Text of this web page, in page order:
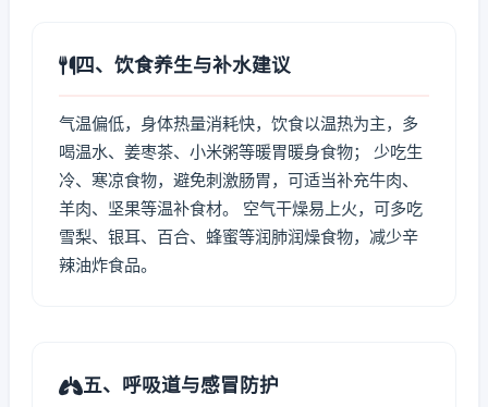
四、饮食养生与补水建议
气温偏低，身体热量消耗快，饮食以温热为主，多
喝温水、姜枣茶、小米粥等暖胃暖身食物； 少吃生
冷、寒凉食物，避免刺激肠胃，可适当补充牛肉、
羊肉、坚果等温补食材。 空气干燥易上火，可多吃
雪梨、银耳、百合、蜂蜜等润肺润燥食物，减少辛
辣油炸食品。
五、呼吸道与感冒防护